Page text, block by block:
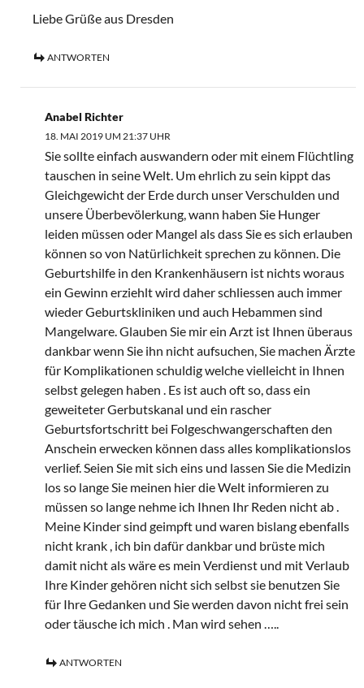
Liebe Grüße aus Dresden
ANTWORTEN
Anabel Richter
18. MAI 2019 UM 21:37 UHR
Sie sollte einfach auswandern oder mit einem Flüchtling
tauschen in seine Welt. Um ehrlich zu sein kippt das
Gleichgewicht der Erde durch unser Verschulden und
unsere Überbevölerkung, wann haben Sie Hunger
leiden müssen oder Mangel als dass Sie es sich erlauben
können so von Natürlichkeit sprechen zu können. Die
Geburtshilfe in den Krankenhäusern ist nichts woraus
ein Gewinn erziehlt wird daher schliessen auch immer
wieder Geburtskliniken und auch Hebammen sind
Mangelware. Glauben Sie mir ein Arzt ist Ihnen überaus
dankbar wenn Sie ihn nicht aufsuchen, Sie machen Ärzte
für Komplikationen schuldig welche vielleicht in Ihnen
selbst gelegen haben . Es ist auch oft so, dass ein
geweiteter Gerbutskanal und ein rascher
Geburtsfortschritt bei Folgeschwangerschaften den
Anschein erwecken können dass alles komplikationslos
verlief. Seien Sie mit sich eins und lassen Sie die Medizin
los so lange Sie meinen hier die Welt informieren zu
müssen so lange nehme ich Ihnen Ihr Reden nicht ab .
Meine Kinder sind geimpft und waren bislang ebenfalls
nicht krank , ich bin dafür dankbar und brüste mich
damit nicht als wäre es mein Verdienst und mit Verlaub
Ihre Kinder gehören nicht sich selbst sie benutzen Sie
für Ihre Gedanken und Sie werden davon nicht frei sein
oder täusche ich mich . Man wird sehen …..
ANTWORTEN